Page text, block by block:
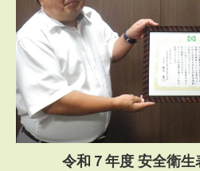
令和７年度 安全衛生